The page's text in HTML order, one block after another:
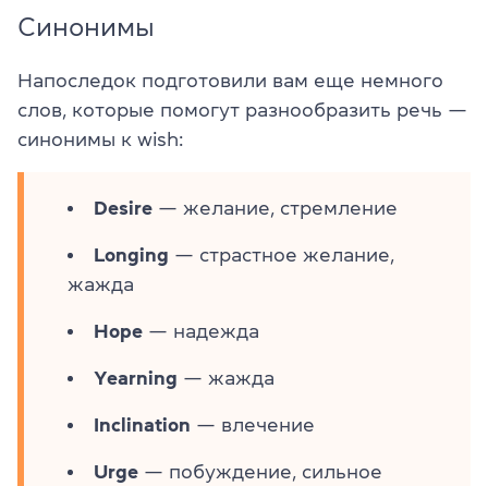
Синонимы
Напоследок подготовили вам еще немного
слов, которые помогут разнообразить речь —
синонимы к wish:
Desire — желание, стремление
Longing — страстное желание,
жажда
Hope — надежда
Yearning — жажда
Inclination — влечение
Urge — побуждение, сильное